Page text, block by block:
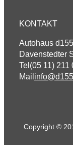
KONTAKT
Autohaus
Davenstedter
Tel (05 11) 211
Mail
Copyright ©